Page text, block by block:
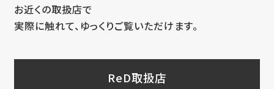
お近くの取扱店で
実際に触れて、ゆっくりご覧いただけます。
ReD取扱店